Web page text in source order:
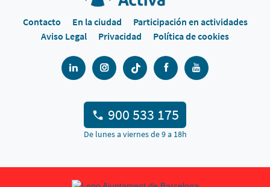
Contacto En la ciudad
Participación en actividades
Aviso Legal
Privacidad Política de cookies
900 533 175
De lunes a viernes de 9 a 18h